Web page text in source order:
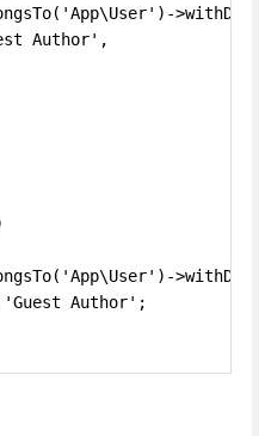
Author',
Author';